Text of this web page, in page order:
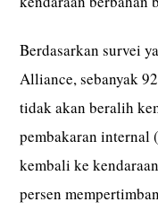
Berdasarkan survei
Alliance, sebanyak
tidak akan beralih
pembakaran internal
kembali ke
persen